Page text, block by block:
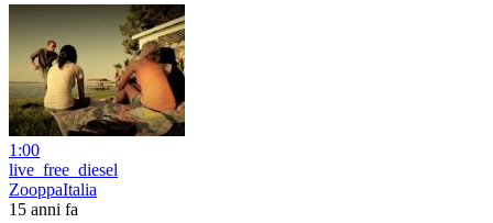
1:00
live_free_diesel
ZooppaItalia
15 anni fa